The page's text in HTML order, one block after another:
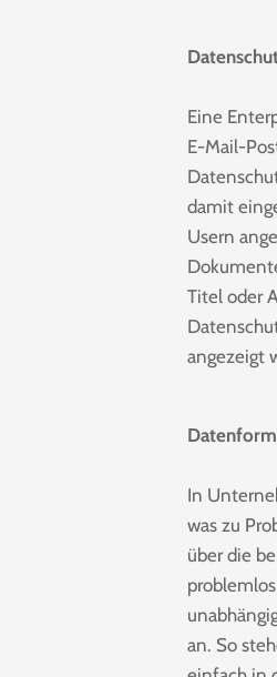
Eine
E-Mail-
damit
Usern
Titel oder
angezeigt
In
was zu
über die
an. So